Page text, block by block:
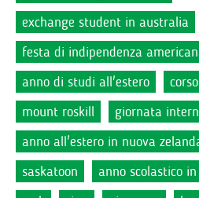
exchange student in australia
festa di indipendenza
anno di studi all'estero
mount roskill
giornata
anno all'estero in nuova
saskatoon
anno scolastico